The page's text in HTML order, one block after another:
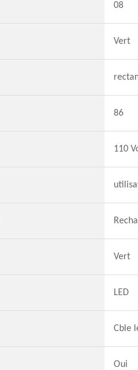
08
Vert
86
110
Vert
LED
Cble
Oui